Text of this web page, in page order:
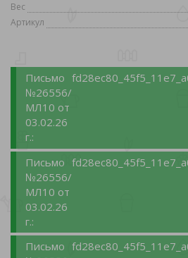
Вес
Артикул
Письмо
№26556/
МЛ10 от
03.02.26
г.:
Письмо
№26556/
МЛ10 от
03.02.26
г.:
Письмо